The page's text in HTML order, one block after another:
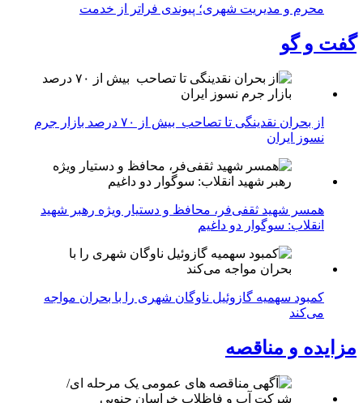
محرم و مدیریت شهری؛ پیوندی فراتر از خدمت
گفت و گو
از بحران نقدینگی تا تصاحب بیش از ۷۰ درصد بازار جرم
نسوز ایران
همسر شهید ثقفی‌فر، محافظ و دستیار ویژه رهبر شهید
انقلاب: سوگوار دو داغیم
کمبود سهمیه گازوئیل ناوگان شهری را با بحران مواجه
می‌کند
مزایده و مناقصه